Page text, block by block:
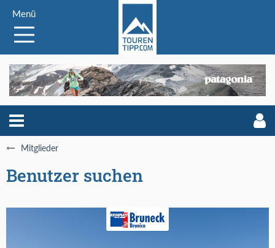
Menü
Mitglieder
Benutzer suchen